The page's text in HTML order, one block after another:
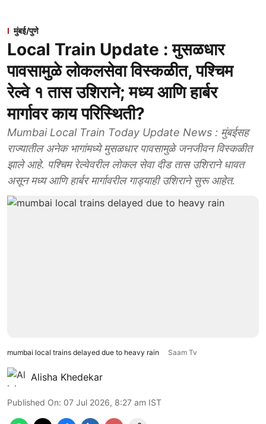
मुंबई/पुणे
Local Train Update : मुसळधार
पावसामुळे लोकलसेवा विस्कळीत, पश्चिम
रेल्वे १ तास उशिराने; मध्य आणि हार्बर
मार्गावर काय परिस्थिती?
Mumbai Local Train Today Update News : मुंबईसह
राज्यातील अनेक भागांमध्ये मुसळधार पावसामुळे जनजीवन विस्कळीत
झाले आहे. पश्चिम रेल्वेवरील लोकल सेवा दीड तास उशिराने धावत
असून मध्य आणि हार्बर मार्गावरील गाड्याही उशिराने सुरू आहेत.
mumbai local trains delayed due to heavy rain Saam Tv
Alisha Khedekar
Published On: 07 Jul 2026, 8:27 am IST